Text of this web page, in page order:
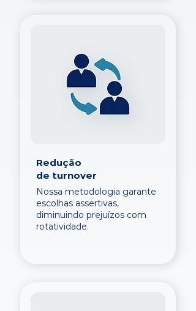
Redução
de turnover
Nossa metodologia garante
escolhas assertivas,
diminuindo prejuízos com
rotatividade.